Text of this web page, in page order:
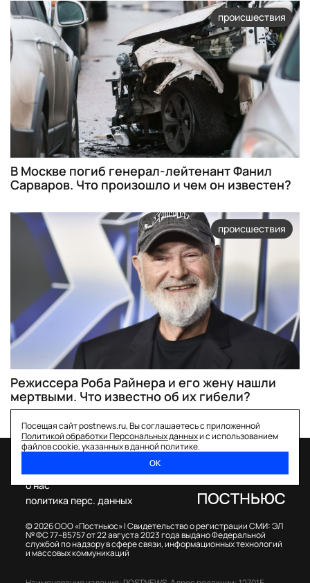
происшествия
В Москве погиб генерал-лейтенант Фанил
Сарваров. Что произошло и чем он известен?
происшествия
Режиссера Роба Райнера и его жену нашли
мертвыми. Что известно об их гибели?
Посещая сайт postnews.ru, Вы соглашаетесь с приложенной
Политикой обработки Персональных данныхи с использованием
файлов cookie, указанных в данной политике.
ОК
© 2026 ООО «Постньюс» |Свидетельство о регистрации СМИ: ЭЛ
№ ФС 77–85757 от 22 августа 2023 года выдано Федеральной
службой по надзору в сфере связи, информационных технологий
и массовых коммуникаций
о нас
политика перс. данных